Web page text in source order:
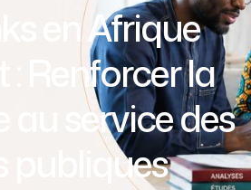
en Afrique
: Renforcer la
au service des
publiques